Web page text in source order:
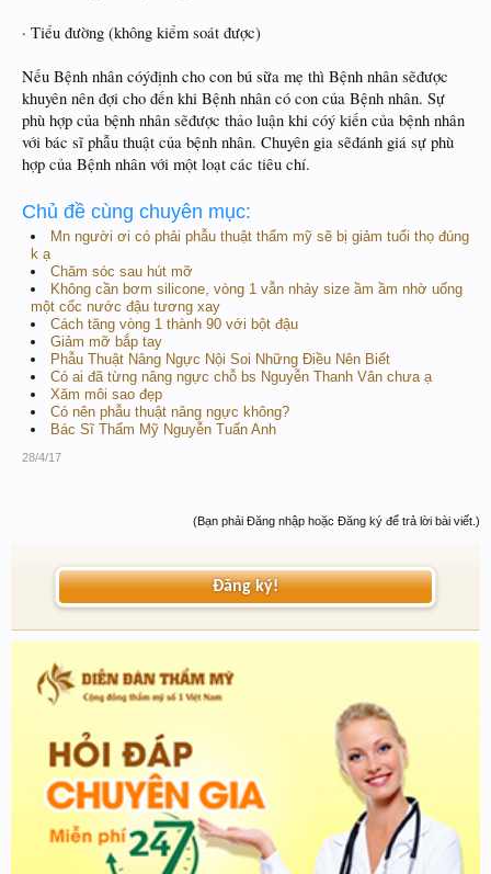
· Tiểu đường (không kiểm soát được)
Nếu Bệnh nhân cóýđịnh cho con bú sữa mẹ thì Bệnh nhân sẽđược
khuyên nên đợi cho đến khi Bệnh nhân có con của Bệnh nhân. Sự
phù hợp của bệnh nhân sẽđược thảo luận khi cóý kiến của bệnh nhân
với bác sĩ phẫu thuật của bệnh nhân. Chuyên gia sẽđánh giá sự phù
hợp của Bệnh nhân với một loạt các tiêu chí.
Chủ đề cùng chuyên mục:
Mn người ơi có phải phẫu thuật thẩm mỹ sẽ bị giảm tuổi thọ đúng
k ạ
Chăm sóc sau hút mỡ
Không cần bơm silicone, vòng 1 vẫn nhảy size ầm ầm nhờ uống
một cốc nước đậu tương xay
Cách tăng vòng 1 thành 90 với bột đậu
Giảm mỡ bắp tay
Phẫu Thuật Nâng Ngực Nội Soi Những Điều Nên Biết
Có ai đã từng nâng ngực chỗ bs Nguyễn Thanh Vân chưa ạ
Xăm môi sao đẹp
Có nên phẫu thuật nâng ngực không?
Bác Sĩ Thẩm Mỹ Nguyễn Tuấn Anh
28/4/17
(Bạn phải Đăng nhập hoặc Đăng ký để trả lời bài viết.)
Đăng ký!